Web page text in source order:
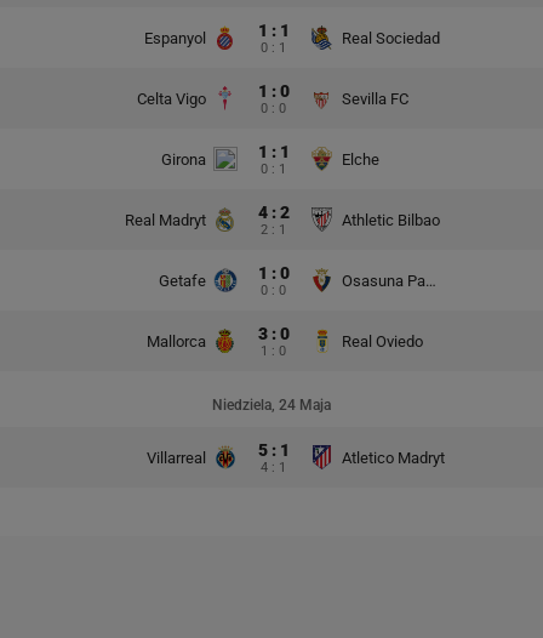
Espanyol 1 : 1
0 : 1
Real Sociedad
Celta Vigo 1 : 0
0 : 0
Sevilla FC
Girona 1 : 1
0 : 1
Elche
Real Madryt 4 : 2
2 : 1
Athletic Bilbao
Getafe 1 : 0
0 : 0
Osasuna Pampeluna
Mallorca 3 : 0
1 : 0
Real Oviedo
Niedziela, 24 Maja
Villarreal 5 : 1
4 : 1
Atletico Madryt